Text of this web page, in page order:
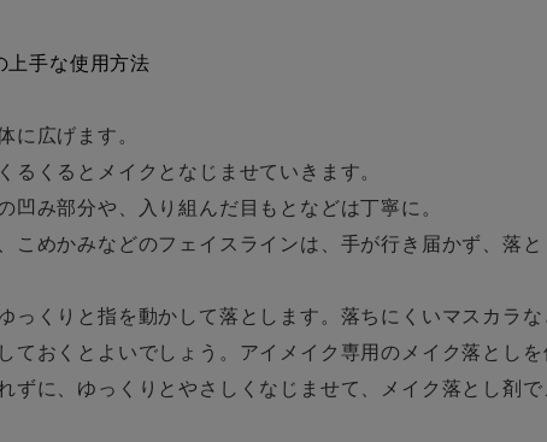
上手な使用方法
に広げます。
るくるとメイクとなじませていきます。
凹み部分や、入り組んだ目もとなどは丁寧に。
こめかみなどのフェイスラインは、手が行き届かず、落
っくりと指を動かして落とします。落ちにくいマスカラ
ておくとよいでしょう。アイメイク専用のメイク落とし
ずに、ゆっくりとやさしくなじませて、メイク落とし剤